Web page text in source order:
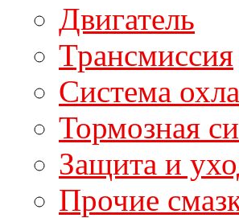
Двигатель
Трансмиссия
Система
Тормозная
Защита и
Прочие